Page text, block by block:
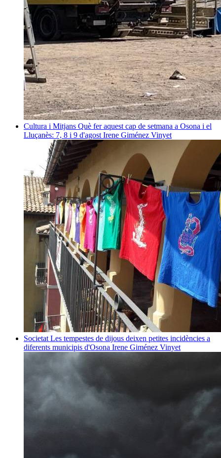
Cultura i Mitjans Què fer aquest cap de setmana a Osona i el
Lluçanès: 7, 8 i 9 d'agost Irene Giménez Vinyet
Societat Les tempestes de dijous deixen petites incidències a
diferents municipis d'Osona Irene Giménez Vinyet